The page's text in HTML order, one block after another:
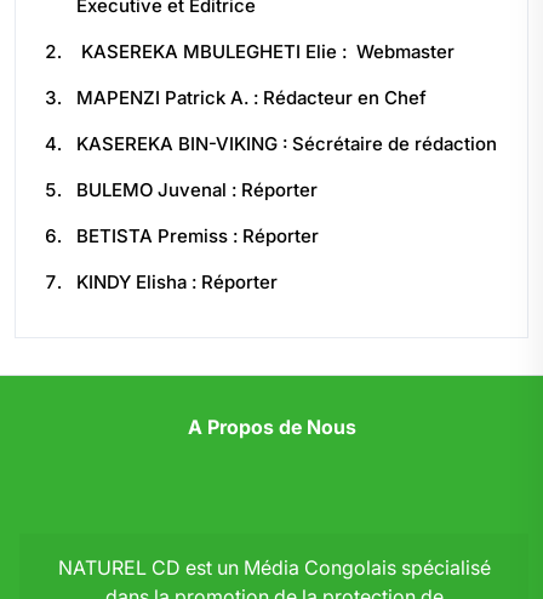
Executive et Editrice
KASEREKA MBULEGHETI Elie : Webmaster
MAPENZI Patrick A. : Rédacteur en Chef
KASEREKA BIN-VIKING : Sécrétaire de rédaction
BULEMO Juvenal : Réporter
BETISTA Premiss : Réporter
KINDY Elisha : Réporter
A Propos de Nous
NATUREL CD est un Média Congolais spécialisé